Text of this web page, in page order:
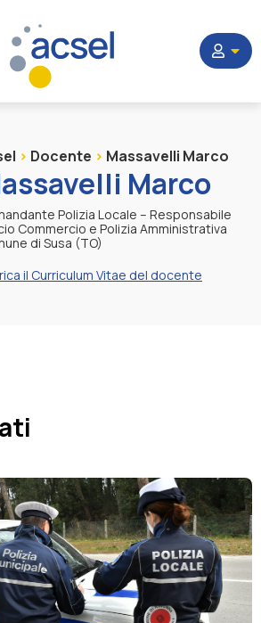
Settori
Corsi
Associazione
Contatti
> Docente > Massavelli Marco
Marco
Polizia Locale – Responsabile
Commercio e Polizia Amministrativa
di Susa (TO)
il Curriculum Vitae del docente